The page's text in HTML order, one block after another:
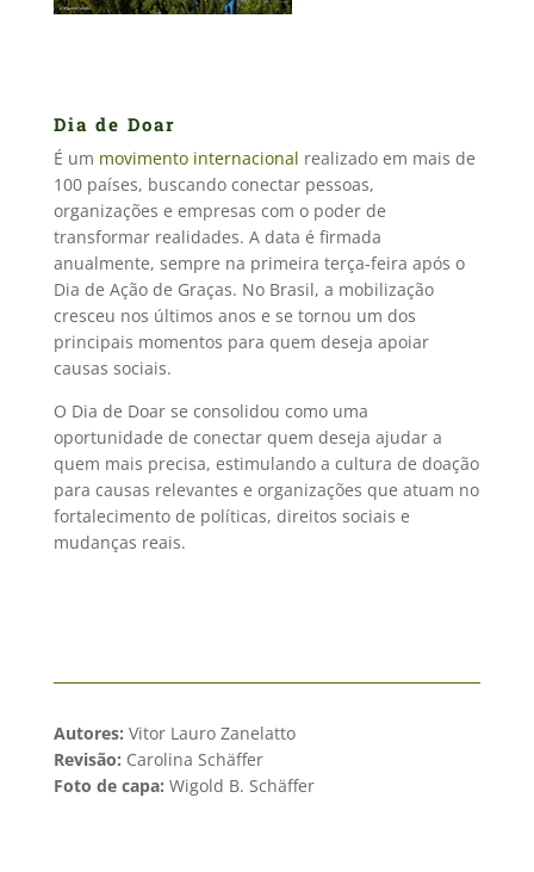
Dia de Doar
É um movimento internacional realizado em mais de
100 países, buscando conectar pessoas,
organizações e empresas com o poder de
transformar realidades. A data é firmada
anualmente, sempre na primeira terça-feira após o
Dia de Ação de Graças. No Brasil, a mobilização
cresceu nos últimos anos e se tornou um dos
principais momentos para quem deseja apoiar
causas sociais.
O Dia de Doar se consolidou como uma
oportunidade de conectar quem deseja ajudar a
quem mais precisa, estimulando a cultura de doação
para causas relevantes e organizações que atuam no
fortalecimento de políticas, direitos sociais e
mudanças reais.
Autores: Vitor Lauro Zanelatto
Revisão: Carolina Schäffer
Foto de capa: Wigold B. Schäffer